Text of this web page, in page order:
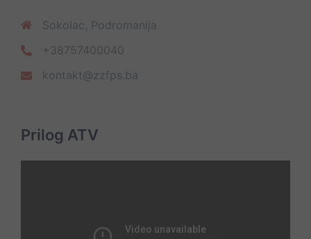
Sokolac, Podromanija
+38757400040
kontakt@zzfps.ba
Prilog ATV